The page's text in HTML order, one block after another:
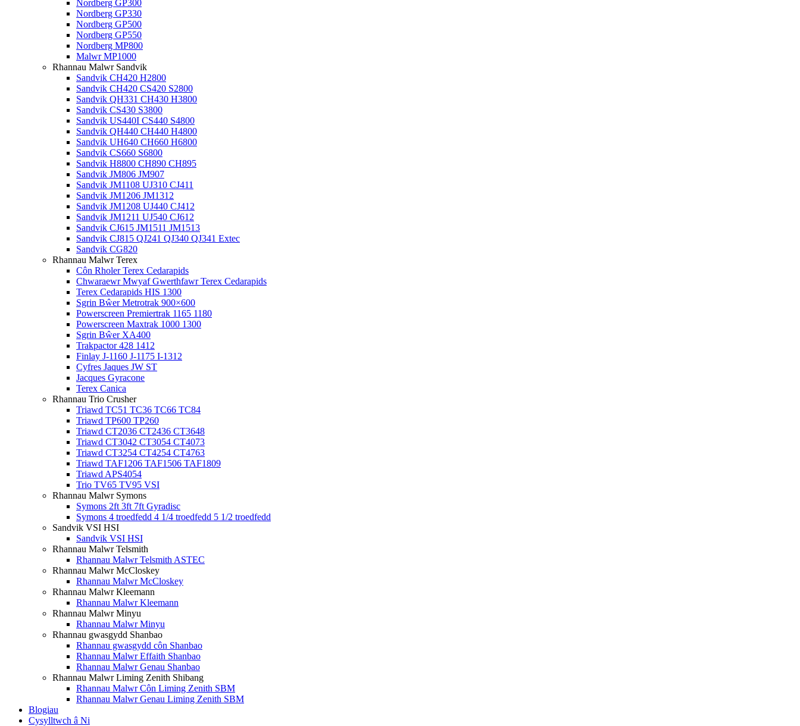
Nordberg GP300
Nordberg GP330
Nordberg GP500
Nordberg GP550
Nordberg MP800
Malwr MP1000
Rhannau Malwr Sandvik
Sandvik CH420 H2800
Sandvik CH420 CS420 S2800
Sandvik QH331 CH430 H3800
Sandvik CS430 S3800
Sandvik US440I CS440 S4800
Sandvik QH440 CH440 H4800
Sandvik UH640 CH660 H6800
Sandvik CS660 S6800
Sandvik H8800 CH890 CH895
Sandvik JM806 JM907
Sandvik JM1108 UJ310 CJ411
Sandvik JM1206 JM1312
Sandvik JM1208 UJ440 CJ412
Sandvik JM1211 UJ540 CJ612
Sandvik CJ615 JM1511 JM1513
Sandvik CJ815 QJ241 QJ340 QJ341 Extec
Sandvik CG820
Rhannau Malwr Terex
Côn Rholer Terex Cedarapids
Chwaraewr Mwyaf Gwerthfawr Terex Cedarapids
Terex Cedarapids HIS 1300
Sgrin Bŵer Metrotrak 900×600
Powerscreen Premiertrak 1165 1180
Powerscreen Maxtrak 1000 1300
Sgrin Bŵer XA400
Trakpactor 428 1412
Finlay J-1160 J-1175 I-1312
Cyfres Jaques JW ST
Jacques Gyracone
Terex Canica
Rhannau Trio Crusher
Triawd TC51 TC36 TC66 TC84
Triawd TP600 TP260
Triawd CT2036 CT2436 CT3648
Triawd CT3042 CT3054 CT4073
Triawd CT3254 CT4254 CT4763
Triawd TAF1206 TAF1506 TAF1809
Triawd APS4054
Trio TV65 TV95 VSI
Rhannau Malwr Symons
Symons 2ft 3ft 7ft Gyradisc
Symons 4 troedfedd 4 1/4 troedfedd 5 1/2 troedfedd
Sandvik VSI HSI
Sandvik VSI HSI
Rhannau Malwr Telsmith
Rhannau Malwr Telsmith ASTEC
Rhannau Malwr McCloskey
Rhannau Malwr McCloskey
Rhannau Malwr Kleemann
Rhannau Malwr Kleemann
Rhannau Malwr Minyu
Rhannau Malwr Minyu
Rhannau gwasgydd Shanbao
Rhannau gwasgydd côn Shanbao
Rhannau Malwr Effaith Shanbao
Rhannau Malwr Genau Shanbao
Rhannau Malwr Liming Zenith Shibang
Rhannau Malwr Côn Liming Zenith SBM
Rhannau Malwr Genau Liming Zenith SBM
Blogiau
Cysylltwch â Ni